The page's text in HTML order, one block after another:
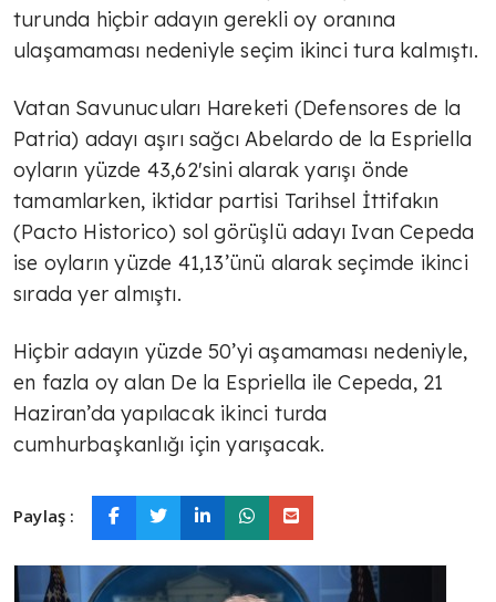
turunda hiçbir adayın gerekli oy oranına
ulaşamaması nedeniyle seçim ikinci tura kalmıştı.
Vatan Savunucuları Hareketi (Defensores de la
Patria) adayı aşırı sağcı Abelardo de la Espriella
oyların yüzde 43,62'sini alarak yarışı önde
tamamlarken, iktidar partisi Tarihsel İttifakın
(Pacto Historico) sol görüşlü adayı Ivan Cepeda
ise oyların yüzde 41,13’ünü alarak seçimde ikinci
sırada yer almıştı.
Hiçbir adayın yüzde 50’yi aşamaması nedeniyle,
en fazla oy alan De la Espriella ile Cepeda, 21
Haziran’da yapılacak ikinci turda
cumhurbaşkanlığı için yarışacak.
Paylaş :